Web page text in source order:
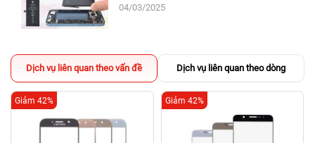
04/03/2025
Dịch vụ liên quan theo vấn đề Dịch vụ liên quan theo dòng
Giảm 42% Giảm 42%